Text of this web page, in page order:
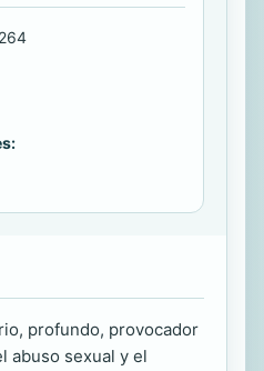
264
profundo, provocador
abuso sexual y el